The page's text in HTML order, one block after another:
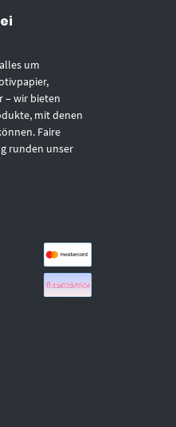
um
– wir bieten
mit denen
Faire
runden unser